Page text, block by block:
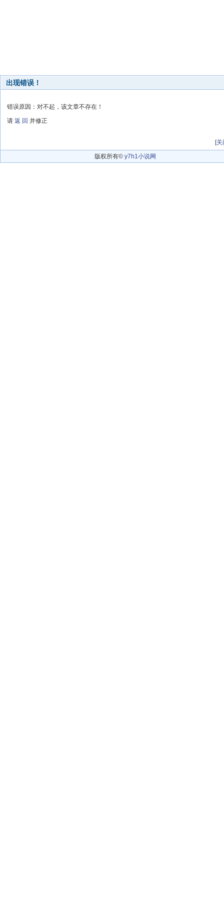
出现错误！
错误原因：对不起，该文章不存在！
请 返 回 并修正
[关
版权所有© y7h1小说网